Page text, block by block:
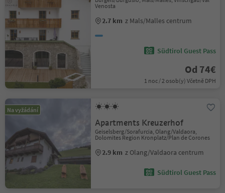
Venosta
2.7 km z Mals/Malles centrum
Südtirol Guest Pass
Od 74€
1 noc / 2 osob(y) Včetně DPH
Na vyžádání
Apartments Kreuzerhof
Geiselsberg/Sorafurcia, Olang/Valdaora,
Dolomites Region Kronplatz/Plan de Corones
2.9 km z Olang/Valdaora centrum
Südtirol Guest Pass